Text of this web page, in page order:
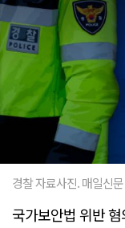
경찰 자료사진. 매일신
국가보안법 위반